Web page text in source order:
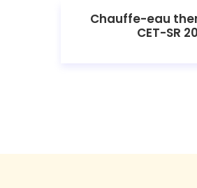
Chauffe-eau
CET-SR